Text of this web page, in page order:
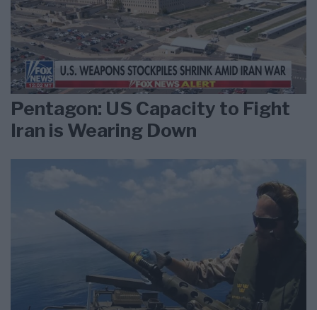
Pentagon: US Capacity to Fight
Iran is Wearing Down